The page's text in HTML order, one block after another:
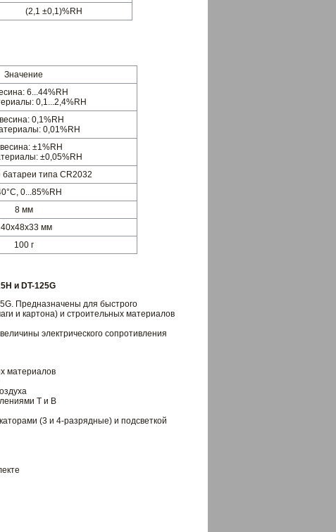
(2,1 ±0,1)%RH
Значение
6...44%RH
0,1...2,4%RH
0,1%RH
0,01%RH
±1%RH
±0,05%RH
батареи типа CR2032
0...85%RH
8 мм
мм
100 г
и DT-125G
Предназначены для быстрого
и картона) и строительных материалов
электрического сопротивления
материалов
Т и В
(3 и 4-разрядные) и подсветкой